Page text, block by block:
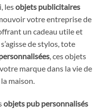
lesobjets publicitaires
votre entreprise de
un cadeau utile et
de stylos, tote
, ces objets
marque dans la vie de
maison.
objets pub personnalisés